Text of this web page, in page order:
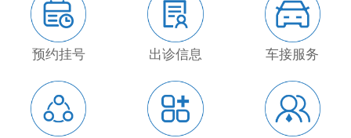
预约挂号 出诊信息 车接服务